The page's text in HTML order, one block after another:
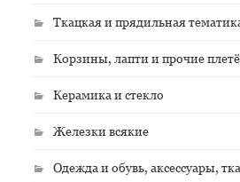
Ткацкая и прядильная
Корзины, лапти и прочие
Керамика и стекло
Железки всякие
Одежда и обувь, аксессуары,